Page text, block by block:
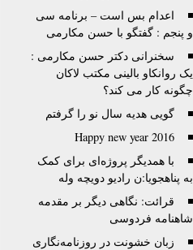
اعدام بس است – برنامه سی
و پنجم : گفتگو با حسن مکارمی
سخنرانی دکتر حسن مکارمی :
یک روانکاو بالینی مکتب لاکان
چگونه کار می کند؟
گویی هدیه سال نو را گرفتم
Happy new year 2016
با همدیگر پروژه‌‌ای برای کمک
به پناهجویا:ن رادیو دویچه وله
قرائت: نگاهی دیگر بر مقدمه
شاهنامه فردوسی
زبان خشونت در روزنامه‌نگاری